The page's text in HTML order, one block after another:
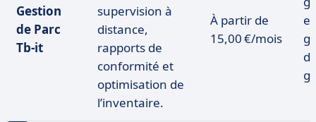
Gestion
de Parc
Tb-it
supervision à
distance,
rapports de
conformité et
optimisation de
l’inventaire.
À partir de
15,00 €/mois